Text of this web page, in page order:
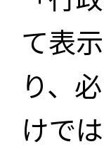
て表
り、
けで